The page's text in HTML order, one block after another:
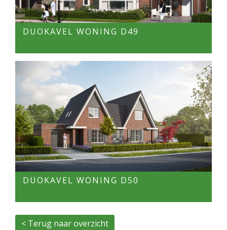
DUOKAVEL WONING D49
DUOKAVEL WONING D50
< Terug naar overzicht